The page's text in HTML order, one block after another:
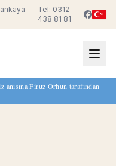
-
Tel: 0312
438 81 81
anısına Firuz Orhun tarafından